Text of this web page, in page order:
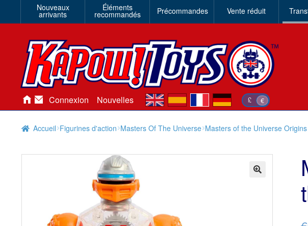
Nouveaux
arrivants
Éléments
recommandés Précommandes Vente réduit
Connexion Nouvelles £ €
en es de
Accueil Figurines d'action Masters Of The Universe Masters of the Universe